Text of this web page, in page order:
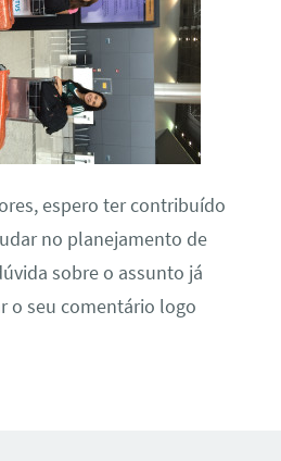
espero ter contribuído
no planejamento de
sobre o assunto já
o seu comentário logo